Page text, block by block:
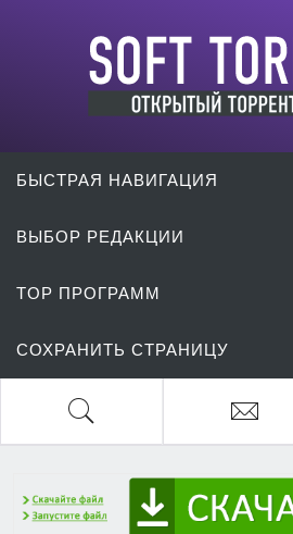
БЫСТРАЯ НАВИГАЦИЯ
ВЫБОР РЕДАКЦИИ
TOP ПРОГРАММ
СОХРАНИТЬ СТРАНИЦУ